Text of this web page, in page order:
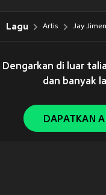
Lagu Artis Jay
Dengarkan di luar
dan banyak
DAPATKAN